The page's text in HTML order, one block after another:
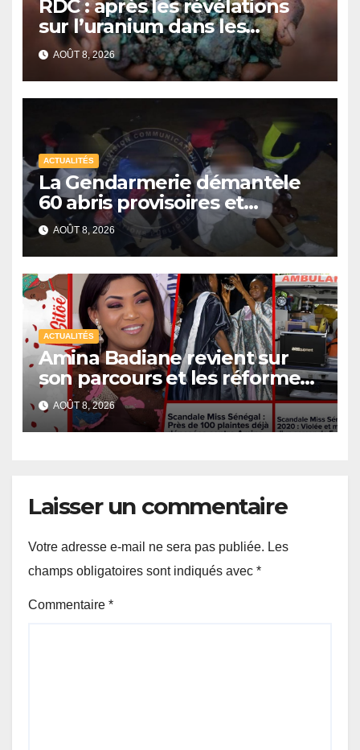
RDC : après les révélations
sur l’uranium dans les
exportations de cobalt,
Kinshasa lance une
campagne de vérification
AOÛT 8, 2026
ACTUALITÉS
La Gendarmerie démantèle
60 abris provisoires et
interpelle 27 personnes
AOÛT 8, 2026
ACTUALITÉS
Amina Badiane revient sur
son parcours et les réformes
de Miss Sénégal
AOÛT 8, 2026
Laisser un commentaire
Votre adresse e-mail ne sera pas publiée. Les
champs obligatoires sont indiqués avec *
Commentaire *